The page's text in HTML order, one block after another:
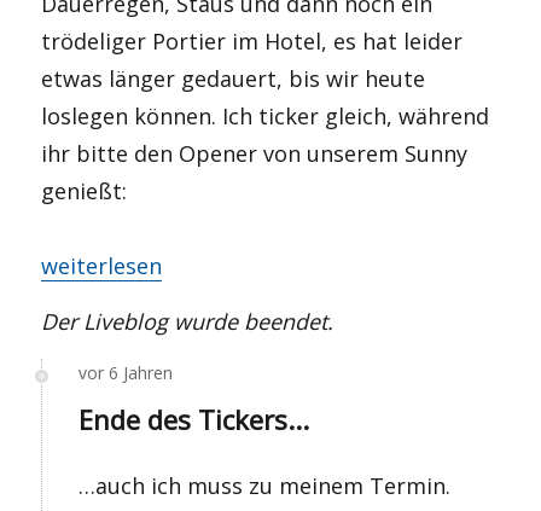
trödeliger Portier im Hotel, es hat leider
etwas länger gedauert, bis wir heute
loslegen können. Ich ticker gleich, während
ihr bitte den Opener von unserem Sunny
genießt:
„LIVE: Gelsenkirchen vs. Hertha“
weiterlesen
Der Liveblog wurde beendet.
vor 6 Jahren
Ende des Tickers...
…auch ich muss zu meinem Termin.